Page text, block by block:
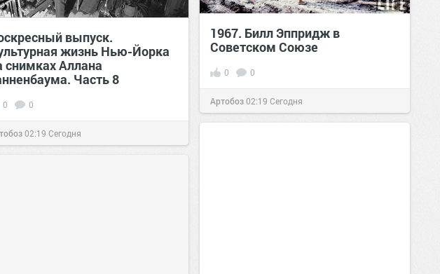
выпуск.
жизнь Нью-Йорка
снимках Аллана
Часть 8
0 0
02:19 Сегодня
1967. Билл Эппридж в
Советском Союзе
0 0
Артобоз02:19 Сегодня